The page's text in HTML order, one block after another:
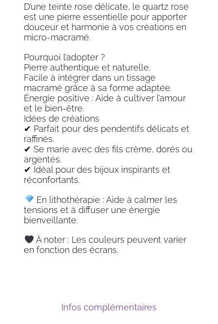
Infos complémentaires
D’une teinte rose délicate, le quartz rose
est une pierre essentielle pour apporter
douceur et harmonie à vos créations en
micro-macramé.
Pourquoi l’adopter ?
Pierre authentique et naturelle.
Facile à intégrer dans un tissage
macramé grâce à sa forme adaptée.
Énergie positive : Aide à cultiver l’amour
et le bien-être.
Idées de créations
✔ Parfait pour des pendentifs délicats et
raffinés.
✔ Se marie avec des fils crème, dorés ou
argentés.
✔ Idéal pour des bijoux inspirants et
réconfortants.
En lithothérapie : Aide à calmer les
tensions et à diffuser une énergie
bienveillante.
À noter : Les couleurs peuvent varier
en fonction des écrans.